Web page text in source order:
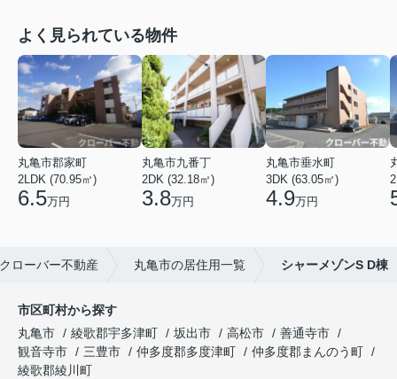
よく見られている物件
丸亀市郡家町
2LDK (70.95㎡)
6.5万円
丸亀市九番丁
2DK (32.18㎡)
3.8万円
丸亀市垂水町
3DK (63.05㎡)
4.9万円
ローバー不動産 丸亀市の居住用一覧 シャーメゾンS D棟
市区町村から探す
丸亀市
綾歌郡宇多津町 坂出市 高松市
善通寺市
観音寺市
三豊市 仲多度郡多度津町
仲多度郡まんのう町
綾歌郡綾川町